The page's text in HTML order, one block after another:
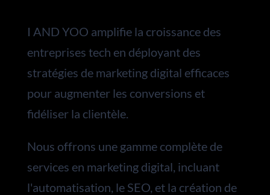
I AND YOO amplifie la croissance des
entreprises tech en déployant des
stratégies de marketing digital efficaces
pour augmenter les conversions et
fidéliser la clientèle.
Nous offrons une gamme complète de
services en marketing digital, incluant
l'automatisation, le SEO, et la création de